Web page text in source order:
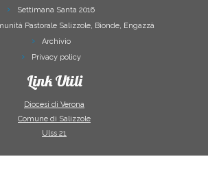
Settimana Santa 2016
Pastorale Salizzole, Bionde, Engazzà
Archivio
Privacy policy
Link Utili
Diocesi di Verona
Comune di Salizzole
Ulss 21